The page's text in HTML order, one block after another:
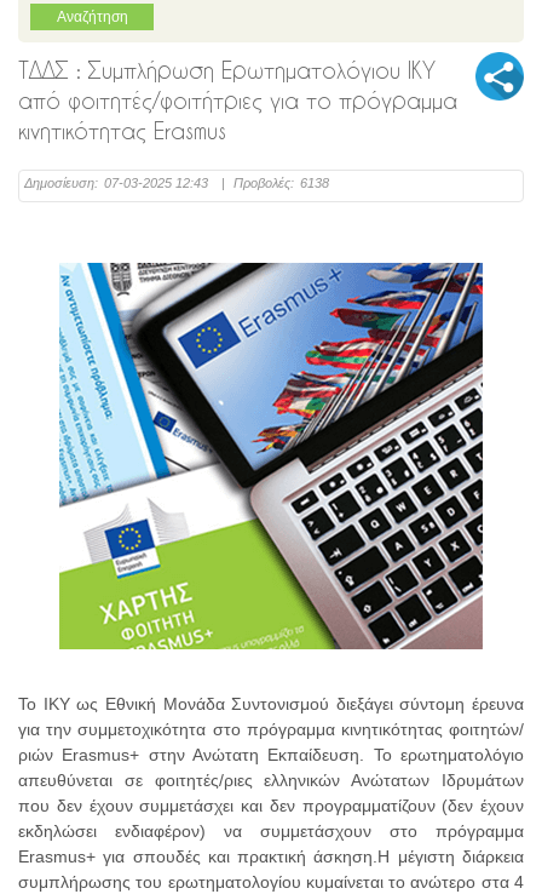
ΤΔΔΣ : Συμπλήρωση Ερωτηματολόγιου ΙΚΥ
από φοιτητές/φοιτήτριες για το πρόγραμμα
κινητικότητας Erasmus
Δημοσίευση: 07-03-2025 12:43 | Προβολές: 6138
Το ΙΚΥ ως Εθνική Μονάδα Συντονισμού διεξάγει σύντομη έρευνα
για την συμμετοχικότητα στο πρόγραμμα κινητικότητας φοιτητών/
ριών Erasmus+ στην Ανώτατη Εκπαίδευση. Το ερωτηματολόγιο
απευθύνεται σε φοιτητές/ριες ελληνικών Ανώτατων Ιδρυμάτων
που δεν έχουν συμμετάσχει και δεν προγραμματίζουν (δεν έχουν
εκδηλώσει ενδιαφέρον) να συμμετάσχουν στο πρόγραμμα
Erasmus+ για σπουδές και πρακτική άσκηση.Η μέγιστη διάρκεια
συμπλήρωσης του ερωτηματολογίου κυμαίνεται το ανώτερο στα 4